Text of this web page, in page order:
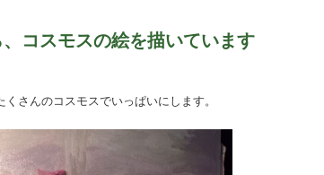
コスモスの絵を描いています
さんのコスモスでいっぱいにします。